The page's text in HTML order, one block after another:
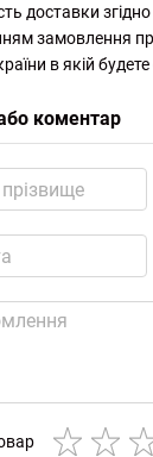
доставки
замовлення
в якій
коментар